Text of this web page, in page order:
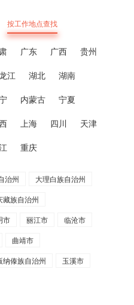
按工作地点查找
广东 广西 贵州
江 湖北 湖南
内蒙古 宁夏
上海 四川 天津
重庆
治州 大理白族自治州
藏族自治州
市 丽江市 临沧市
曲靖市
纳傣族自治州 玉溪市